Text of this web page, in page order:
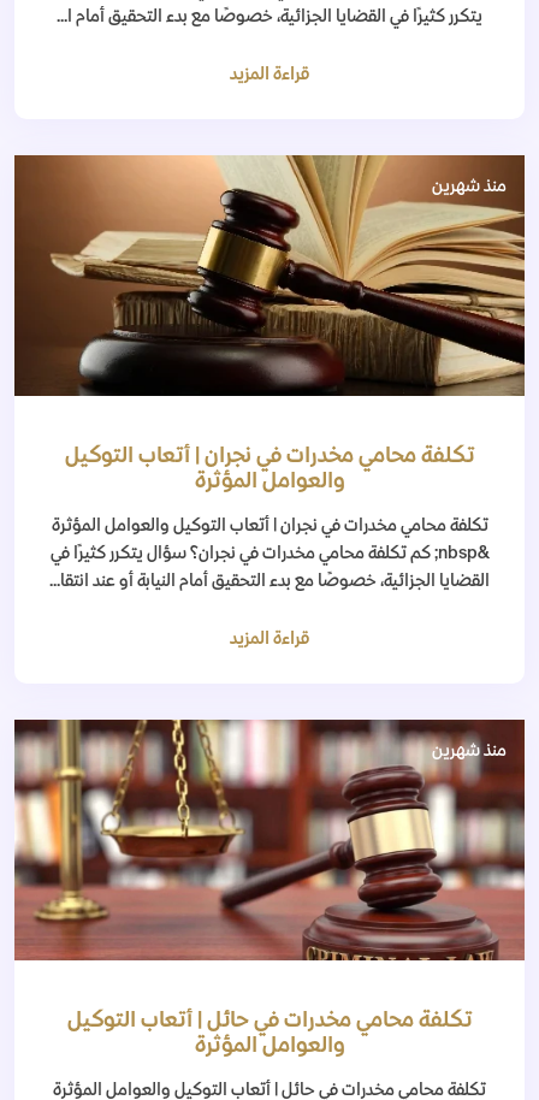
يتكرر كثيرًا في القضايا الجزائية، خصوصًا مع بدء التحقيق أمام ا...
قراءة المزيد
منذ شهرين
تكلفة محامي مخدرات في نجران | أتعاب التوكيل
والعوامل المؤثرة
تكلفة محامي مخدرات في نجران | أتعاب التوكيل والعوامل المؤثرة
&nbsp; كم تكلفة محامي مخدرات في نجران؟ سؤال يتكرر كثيرًا في
القضايا الجزائية، خصوصًا مع بدء التحقيق أمام النيابة أو عند انتقا...
قراءة المزيد
منذ شهرين
تكلفة محامي مخدرات في حائل | أتعاب التوكيل
والعوامل المؤثرة
تكلفة محامي مخدرات في حائل | أتعاب التوكيل والعوامل المؤثرة